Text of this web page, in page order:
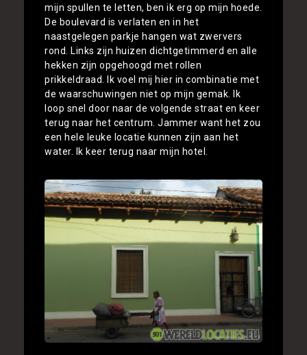
mijn spullen te letten, ben ik erg op mijn hoede.
De boulevard is verlaten en in het
naastgelegen parkje hangen wat zwervers
rond. Links zijn huizen dichtgetimmerd en alle
hekken zijn opgehoogd met rollen
prikkeldraad. Ik voel mij hier in combinatie met
de waarschuwingen niet op mijn gemak. Ik
loop snel door naar de volgende straat en keer
terug naar het centrum. Jammer want het zou
een hele leuke locatie kunnen zijn aan het
water. Ik keer terug naar mijn hotel.